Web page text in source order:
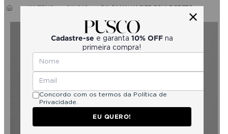
Cadastre-se e garanta 10% OFF na
primeira compra!
Concordo com os termos da Política de
Privacidade.
EU QUERO!
INVERNO CALÇAS CALÇA MALHA PIED POULE PRETO